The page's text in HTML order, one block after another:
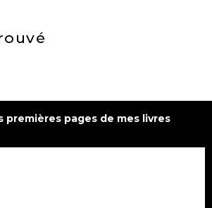
premières pages de mes livres